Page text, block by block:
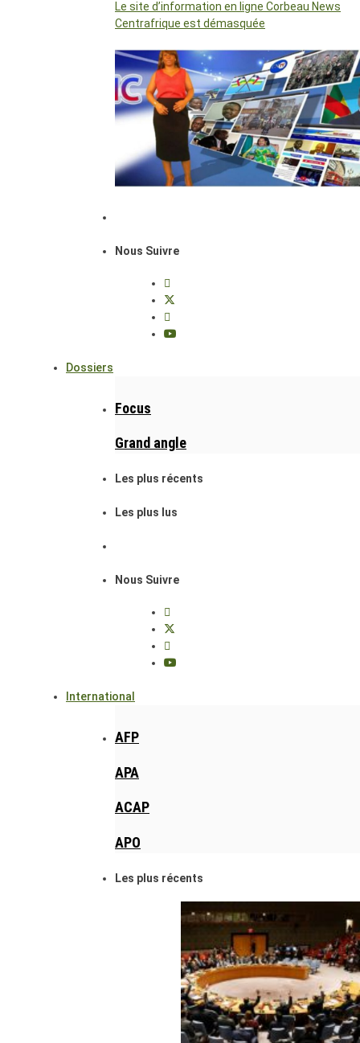
Le site d’information en ligne Corbeau News
Centrafrique est démasquée
Nous Suivre
Dossiers
Focus
Grand angle
Les plus récents
Les plus lus
Nous Suivre
International
AFP
APA
ACAP
APO
Les plus récents